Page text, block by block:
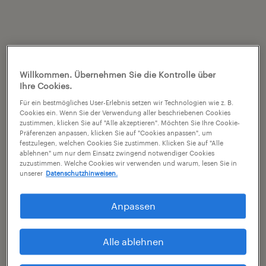
Willkommen. Übernehmen Sie die Kontrolle über
Ihre Cookies.
Für ein bestmögliches User-Erlebnis setzen wir Technologien wie z. B.
Cookies ein. Wenn Sie der Verwendung aller beschriebenen Cookies
zustimmen, klicken Sie auf "Alle akzeptieren". Möchten Sie Ihre Cookie-
Präferenzen anpassen, klicken Sie auf "Cookies anpassen", um
festzulegen, welchen Cookies Sie zustimmen. Klicken Sie auf "Alle
ablehnen" um nur dem Einsatz zwingend notwendiger Cookies
zuzustimmen. Welche Cookies wir verwenden und warum, lesen Sie in
unserer Datenschutzhinweisen.
Anpassen
Alle ablehnen